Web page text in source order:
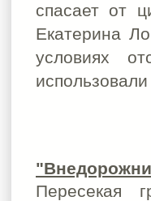
спасает от
Екатерина
условиях
Пересекая